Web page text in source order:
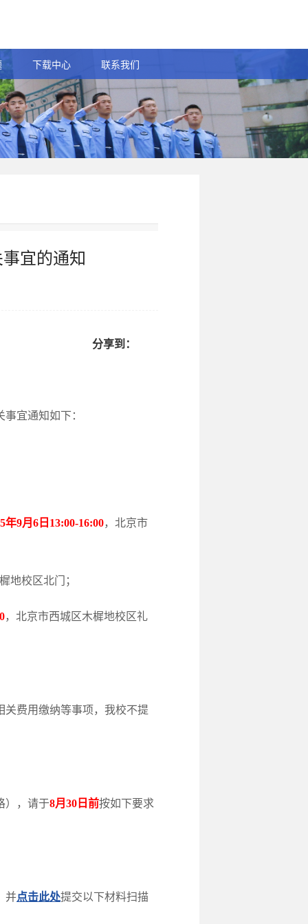
下载中心 联系我们
宜的通知
分享到：
宜通知如下：
年9月6日13:00-16:00，北京市
地校区北门；
，北京市西城区木樨地校区礼
关费用缴纳等事项，我校不提
），请于8月30日前按如下要求
并点击此处提交以下材料扫描